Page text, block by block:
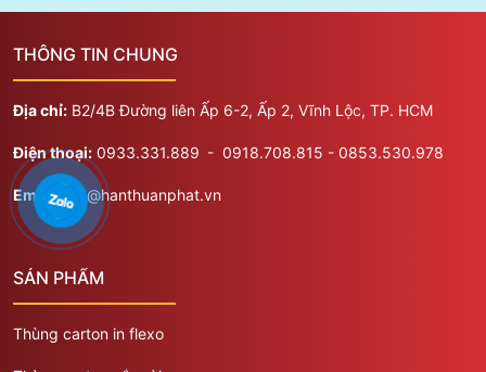
THÔNG TIN CHUNG
Địa chỉ: B2/4B Đường liên Ấp 6-2, Ấp 2, Vĩnh Lộc, TP. HCM
Điện thoại: 0933.331.889 ​​​- 0918.708.815 - 0853.530.978
Email:htp@hanthuanphat.vn
SẢN PHẨM
Thùng carton in flexo